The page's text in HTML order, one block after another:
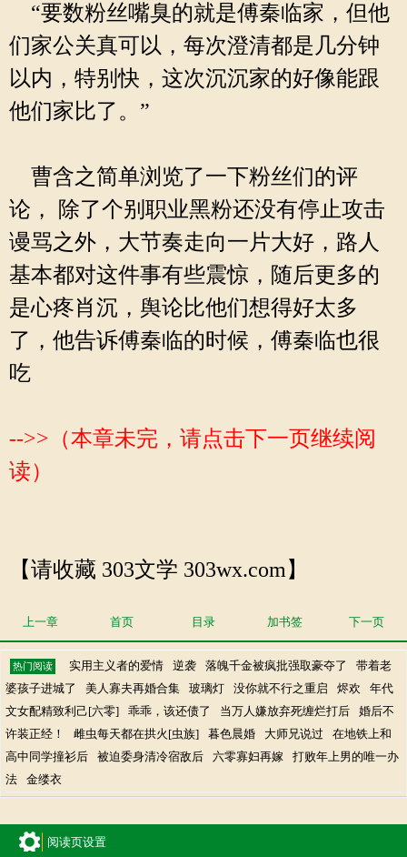
“要数粉丝嘴臭的就是傅秦临家，但他
们家公关真可以，每次澄清都是几分钟
以内，特别快，这次沉沉家的好像能跟
他们家比了。”
曹含之简单浏览了一下粉丝们的评
论， 除了个别职业黑粉还没有停止攻击
谩骂之外，大节奏走向一片大好，路人
基本都对这件事有些震惊，随后更多的
是心疼肖沉，舆论比他们想得好太多
了，他告诉傅秦临的时候，傅秦临也很
吃
-->>（本章未完，请点击下一页继续阅
读）
【请收藏 303文学 303wx.com】
上一章 首页 目录 加书签 下一页
热门阅读 实用主义者的爱情 逆袭 落魄千金被疯批强取豪夺了
带着老
婆孩子进城了
美人寡夫再婚合集 玻璃灯 没你就不行之重启 烬欢
年代
文女配精致利己[六零]
乖乖，该还债了 当万人嫌放弃死缠烂打后
婚后不
许装正经！
雌虫每天都在拱火[虫族] 暮色晨婚 大师兄说过
在地铁上和
高中同学撞衫后
被迫委身清冷宿敌后 六零寡妇再嫁
打败年上男的唯一办
法
金缕衣
阅读页设置